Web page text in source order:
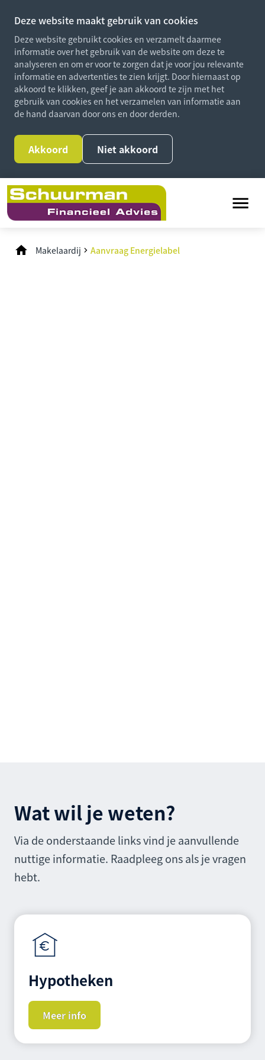
Deze website maakt gebruik van cookies
Deze website gebruikt cookies en verzamelt daarmee
informatie over het gebruik van de website om deze te
analyseren en om er voor te zorgen dat je voor jou relevante
informatie en advertenties te zien krijgt. Door hiernaast op
akkoord te klikken, geef je aan akkoord te zijn met het
gebruik van cookies en het verzamelen van informatie aan
de hand daarvan door ons en door derden.
Akkoord Niet akkoord
Makelaardij Aanvraag Energielabel
Wat wil je weten?
Via de onderstaande links vind je aanvullende
nuttige informatie. Raadpleeg ons als je vragen
hebt.
Hypotheken
Meer info